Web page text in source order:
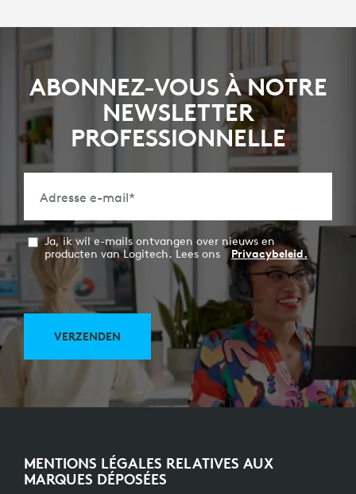
ABONNEZ-VOUS À NOTRE
NEWSLETTER
PROFESSIONNELLE
Adresse e-mail*
Ja, ik wil e-mails ontvangen over nieuws en
producten van Logitech. Lees ons
Privacybeleid.
VERZENDEN
MENTIONS LÉGALES RELATIVES AUX
MARQUES DÉPOSÉES